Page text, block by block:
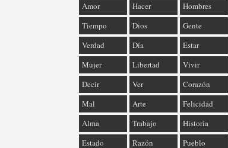
Amor
Hacer Hombres
Tiempo
Dios Gente
Verdad
Día Estar
Mujer
Libertad Vivir
Decir
Ver Corazón
Mal
Arte Felicidad
Alma
Trabajo Historia
Estado
Razón Pueblo